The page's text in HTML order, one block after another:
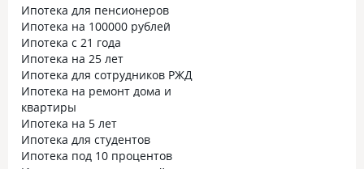
Ипотека для пенсионеров
Ипотека на 100000 рублей
Ипотека с 21 года
Ипотека на 25 лет
Ипотека для сотрудников РЖД
Ипотека на ремонт дома и
квартиры
Ипотека на 5 лет
Ипотека для студентов
Ипотека под 10 процентов